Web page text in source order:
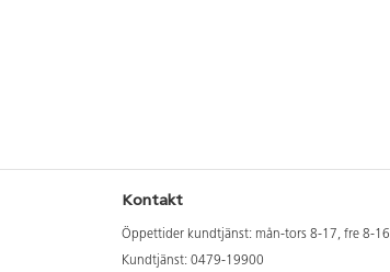
Kontakt
Öppettider kundtjänst: mån-tors 8-17, fre 8-16
Kundtjänst: 0479-19900